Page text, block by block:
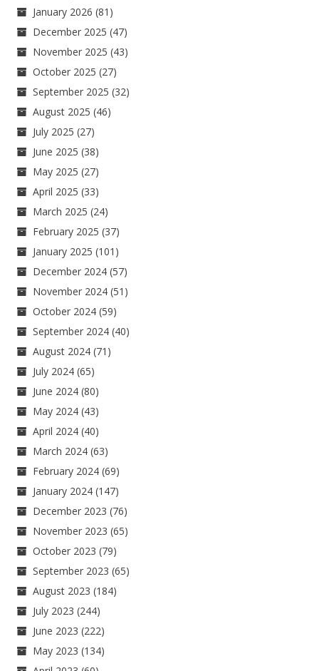
January 2026 (81)
December 2025 (47)
November 2025 (43)
October 2025 (27)
September 2025 (32)
August 2025 (46)
July 2025 (27)
June 2025 (38)
May 2025 (27)
April 2025 (33)
March 2025 (24)
February 2025 (37)
January 2025 (101)
December 2024 (57)
November 2024 (51)
October 2024 (59)
September 2024 (40)
August 2024 (71)
July 2024 (65)
June 2024 (80)
May 2024 (43)
April 2024 (40)
March 2024 (63)
February 2024 (69)
January 2024 (147)
December 2023 (76)
November 2023 (65)
October 2023 (79)
September 2023 (65)
August 2023 (184)
July 2023 (244)
June 2023 (222)
May 2023 (134)